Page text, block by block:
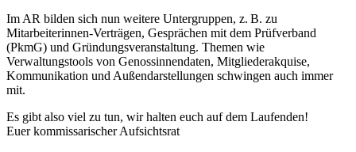
Im AR bilden sich nun weitere Untergruppen, z. B. zu
Mitarbeiterinnen-Verträgen, Gesprächen mit dem Prüfverband
(PkmG) und Gründungsveranstaltung. Themen wie
Verwaltungstools von Genossinnendaten, Mitgliederakquise,
Kommunikation und Außendarstellungen schwingen auch immer
mit.
Es gibt also viel zu tun, wir halten euch auf dem Laufenden!
Euer kommissarischer Aufsichtsrat